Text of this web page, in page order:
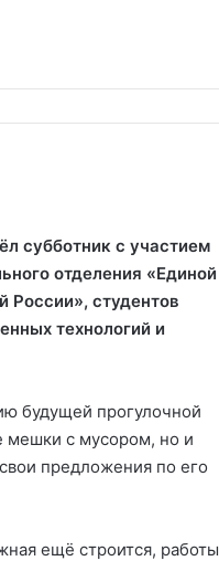
субботник с участием
отделения «Единой
России», студентов
технологий и
будущей прогулочной
мешки с мусором, но и
предложения по его
ещё строится, работы